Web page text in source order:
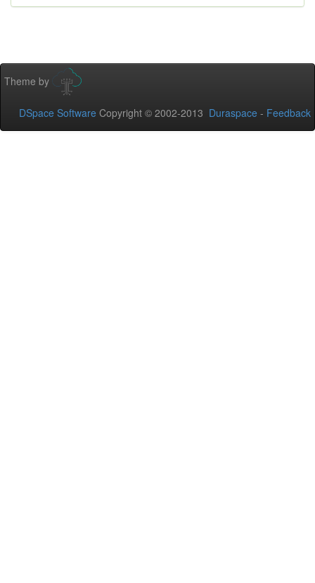
Theme by
DSpace Software Copyright © 2002-2013 Duraspace - Feedback